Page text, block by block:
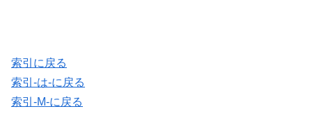
索引に戻る
索引-は-に戻る
索引-M-に戻る